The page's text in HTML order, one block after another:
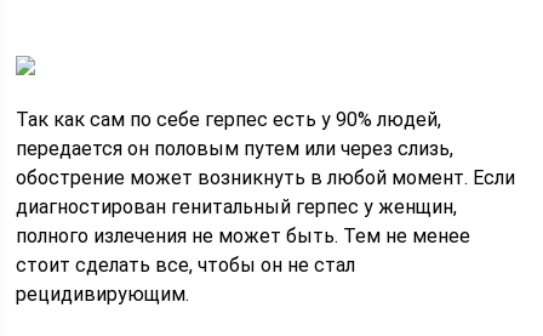
Так как сам по себе герпес есть у 90% людей,
передается он половым путем или через слизь,
обострение может возникнуть в любой момент. Если
диагностирован генитальный герпес у женщин,
полного излечения не может быть. Тем не менее
стоит сделать все, чтобы он не стал
рецидивирующим.